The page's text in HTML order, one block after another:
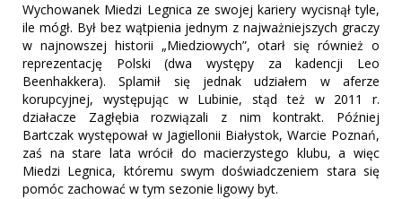
Wychowanek Miedzi Legnica ze swojej kariery wycisnął tyle,
ile mógł. Był bez wątpienia jednym z najważniejszych graczy
w najnowszej historii „Miedziowych”, otarł się również o
reprezentację Polski (dwa występy za kadencji Leo
Beenhakkera). Splamił się jednak udziałem w aferze
korupcyjnej, występując w Lubinie, stąd też w 2011 r.
działacze Zagłębia rozwiązali z nim kontrakt. Później
Bartczak występował w Jagiellonii Białystok, Warcie Poznań,
zaś na stare lata wrócił do macierzystego klubu, a więc
Miedzi Legnica, któremu swym doświadczeniem stara się
pomóc zachować w tym sezonie ligowy byt.